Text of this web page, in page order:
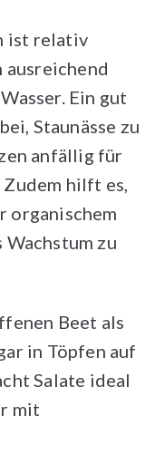
ist relativ
Ein gut
Staunässe zu
anfällig für
hilft es,
organischem
Wachstum zu
Beet als
in Töpfen auf
Salate ideal
mit